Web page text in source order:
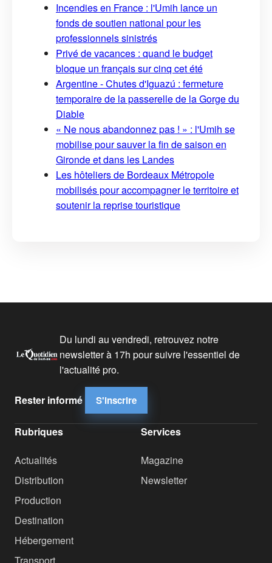
Incendies en France : l'Umih lance un
fonds de soutien national pour les
professionnels sinistrés
Privé de vacances : quand le budget
bloque un français sur cinq cet été
Argentine - Chutes d'Iguazú : fermeture
temporaire de la passerelle de la Gorge du
Diable
« Ne nous abandonnez pas ! » : l'Umih se
mobilise pour sauver la fin de saison en
Gironde et dans les Landes
Les hôteliers de Bordeaux Métropole
mobilisés pour accompagner le territoire et
soutenir la reprise touristique
Du lundi au vendredi, retrouvez notre
newsletter à 17h pour suivre l'essentiel de
l'actualité pro.
Rester informé S'inscrire
Rubriques
Actualités
Distribution
Production
Destination
Hébergement
Transport
Services
Magazine
Newsletter